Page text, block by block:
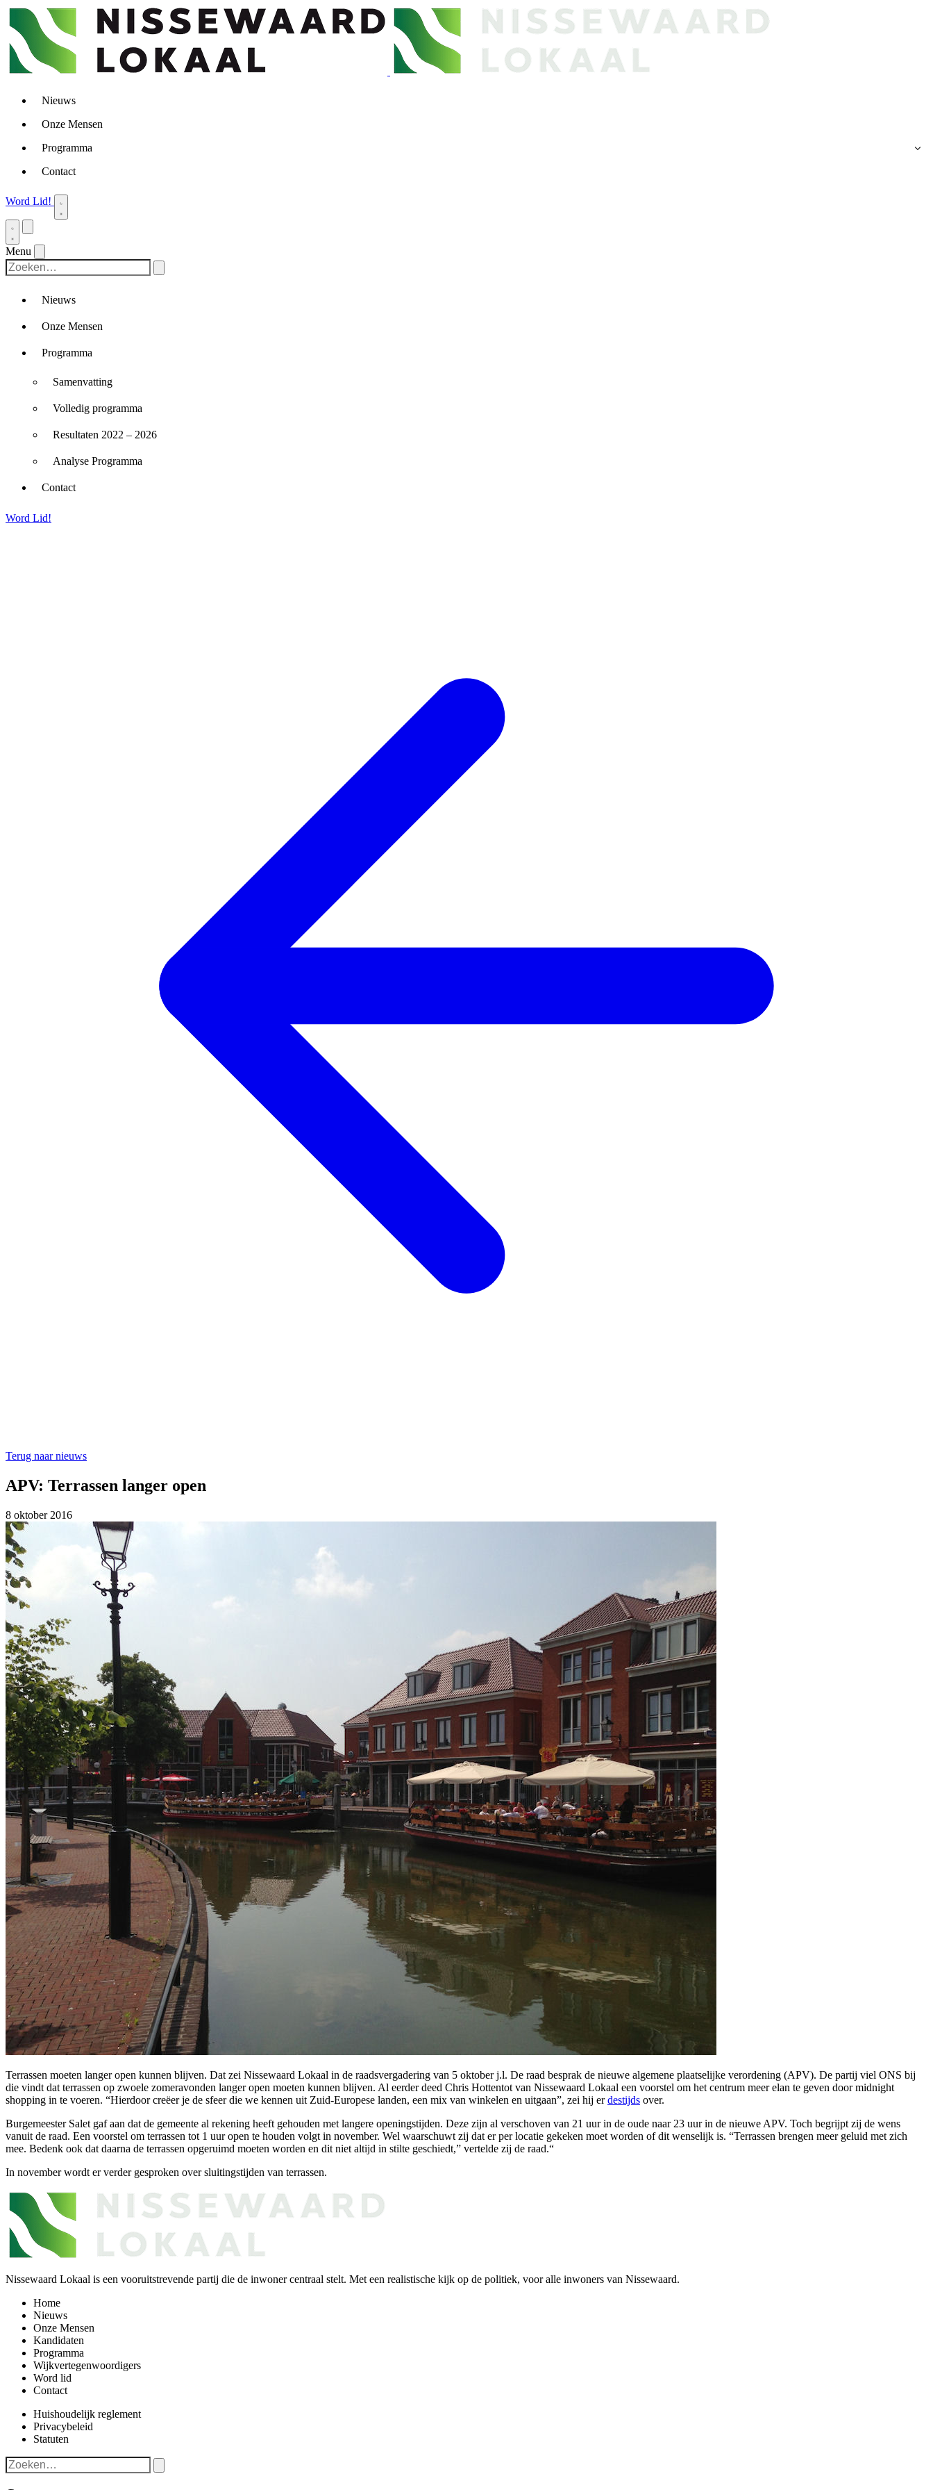
Nieuws
Onze Mensen
Programma
Contact
Word Lid!
Menu
Nieuws
Onze Mensen
Programma
Samenvatting
Volledig programma
Resultaten 2022 – 2026
Analyse Programma
Contact
Word Lid!
Terug naar nieuws
APV: Terrassen langer open
8 oktober 2016
Terrassen moeten langer open kunnen blijven. Dat zei Nissewaard Lokaal in de raadsvergadering van 5 oktober j.l. De raad besprak de nieuwe algemene plaatselijke verordening (APV). De partij viel ONS bij
die vindt dat terrassen op zwoele zomeravonden langer open moeten kunnen blijven. Al eerder deed Chris Hottentot van Nissewaard Lokaal een voorstel om het centrum meer elan te geven door midnight
shopping in te voeren. “Hierdoor creëer je de sfeer die we kennen uit Zuid-Europese landen, een mix van winkelen en uitgaan”, zei hij erdestijds over.
Burgemeester Salet gaf aan dat de gemeente al rekening heeft gehouden met langere openingstijden. Deze zijn al verschoven van 21 uur in de oude naar 23 uur in de nieuwe APV. Toch begrijpt zij de wens
vanuit de raad. Een voorstel om terrassen tot 1 uur open te houden volgt in november. Wel waarschuwt zij dat er per locatie gekeken moet worden of dit wenselijk is. “Terrassen brengen meer geluid met zich
mee. Bedenk ook dat daarna de terrassen opgeruimd moeten worden en dit niet altijd in stilte geschiedt,” vertelde zij de raad.“
In november wordt er verder gesproken over sluitingstijden van terrassen.
Nissewaard Lokaal is een vooruitstrevende partij die de inwoner centraal stelt. Met een realistische kijk op de politiek, voor alle inwoners van Nissewaard.
Home
Nieuws
Onze Mensen
Kandidaten
Programma
Wijkvertegenwoordigers
Word lid
Contact
Huishoudelijk reglement
Privacybeleid
Statuten